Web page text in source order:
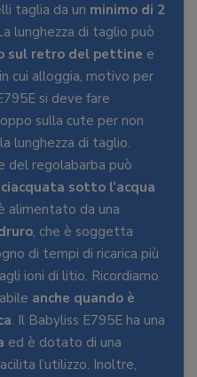
taglia da un minimo di 2
lunghezza di taglio può
sul retro del pettine e
cui alloggia, motivo per
si deve fare
sulla cute per non
lunghezza di taglio.
del regolabarba può
sotto l’acqua
alimentato da una
, che è soggetta
di tempi di ricarica più
ioni di litio. Ricordiamo
anche quando è
. Il Babyliss E795E ha una
ed è dotato di una
l’utilizzo. Inoltre,